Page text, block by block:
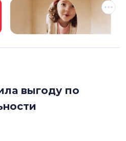
выгоду по